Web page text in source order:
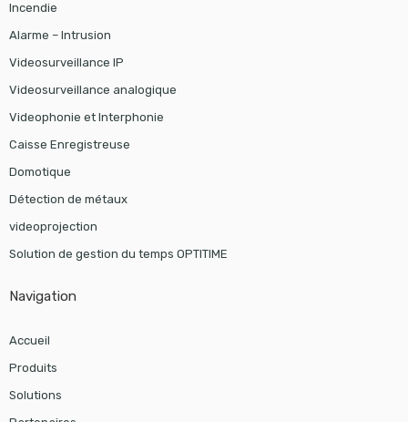
Incendie
Alarme – Intrusion
Videosurveillance IP
Videosurveillance analogique
Videophonie et Interphonie
Caisse Enregistreuse
Domotique
Détection de métaux
videoprojection
Solution de gestion du temps OPTITIME
Navigation
Accueil
Produits
Solutions